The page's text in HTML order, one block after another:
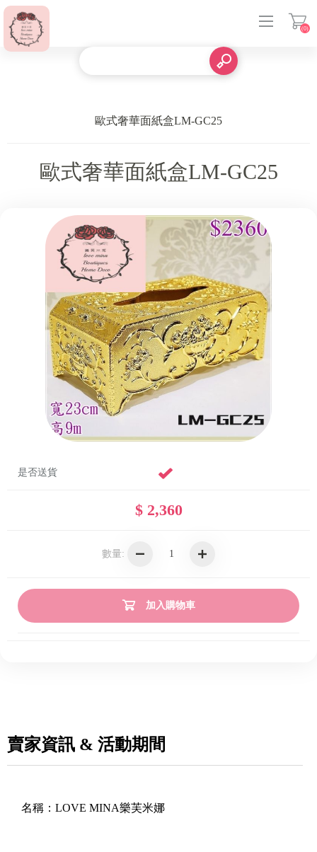
(0)
歐式奢華面紙盒LM-GC25
歐式奢華面紙盒LM-GC25
是否送貨
$ 2,360
數量:
加入購物車
賣家資訊 & 活動期間
名稱： LOVE MINA樂芙米娜